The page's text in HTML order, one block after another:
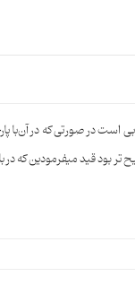
دارد و از دمنوش‌های
دمنوش را به
صورتی که در آن‌با
قید میفرمودین که